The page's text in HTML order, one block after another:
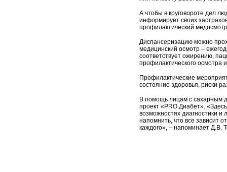
А чтобы в круговороте дел
информирует своих
профилактический
Диспансеризацию можно
медицинский осмотр –
соответствует ожирению,
профилактического осмотра
Профилактические
состояние здоровья, риски
В помощь лицам с сахарным
проект «PRO.Диабет».
возможностях диагностики
напомнить, что все зависит
каждого», – напоминает Д.В.